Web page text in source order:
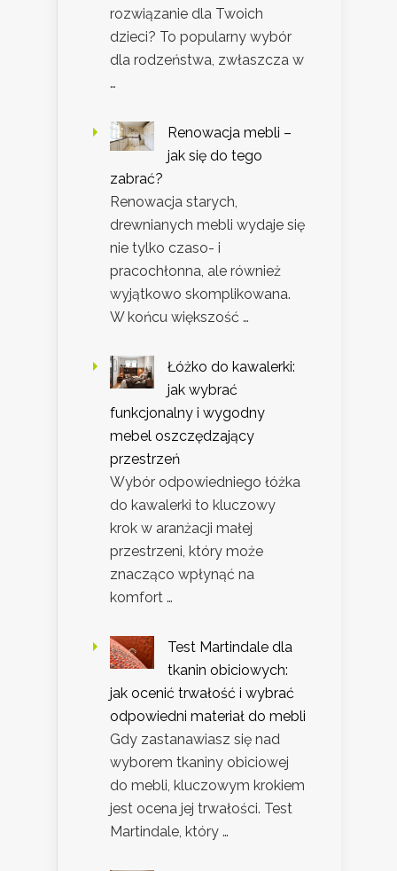
rozwiązanie dla Twoich
dzieci? To popularny wybór
dla rodzeństwa, zwłaszcza w
…
Renowacja mebli –
jak się do tego
zabrać?
Renowacja starych,
drewnianych mebli wydaje się
nie tylko czaso- i
pracochłonna, ale również
wyjątkowo skomplikowana.
W końcu większość …
Łóżko do kawalerki:
jak wybrać
funkcjonalny i wygodny
mebel oszczędzający
przestrzeń
Wybór odpowiedniego łóżka
do kawalerki to kluczowy
krok w aranżacji małej
przestrzeni, który może
znacząco wpłynąć na
komfort …
Test Martindale dla
tkanin obiciowych:
jak ocenić trwałość i wybrać
odpowiedni materiał do mebli
Gdy zastanawiasz się nad
wyborem tkaniny obiciowej
do mebli, kluczowym krokiem
jest ocena jej trwałości. Test
Martindale, który …